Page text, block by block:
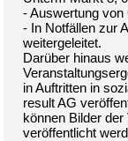
- Auswertung von
- In Notfällen zur
weitergeleitet.
Darüber hinaus
in Auftritten in
result AG
können Bilder
veröffentlicht